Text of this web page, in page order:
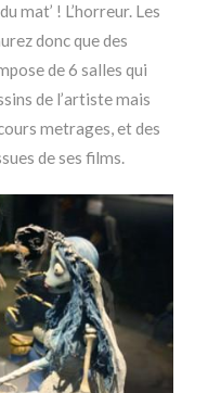
mat’ ! L’horreur. Les
donc que des
de 6 salles qui
de l’artiste mais
metrages, et des
de ses films.